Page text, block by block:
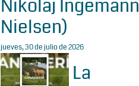
Nikolaj Ingemann
Nielsen)
jueves, 30 de julio de 2026
La